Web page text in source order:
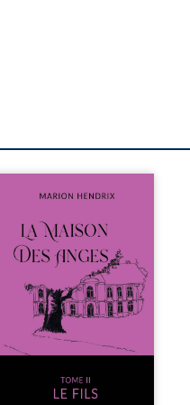
sommes en 1979, soit 15
Anatole-Eustache.
famille devra affronter
seulement un inconnu
rôde autour du domaine
dont Firmin, le fidèle
redoute les
le passé encombrant
Eustache, la
familiale, mais
la toute-puissance de
Mais comment
cet enfant avant